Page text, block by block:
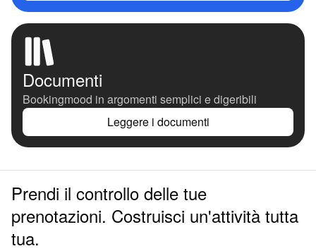
Documenti
Bookingmood in argomenti semplici e digeribili
Leggere i documenti
Prendi il controllo delle tue
prenotazioni. Costruisci un'attività tutta
tua.